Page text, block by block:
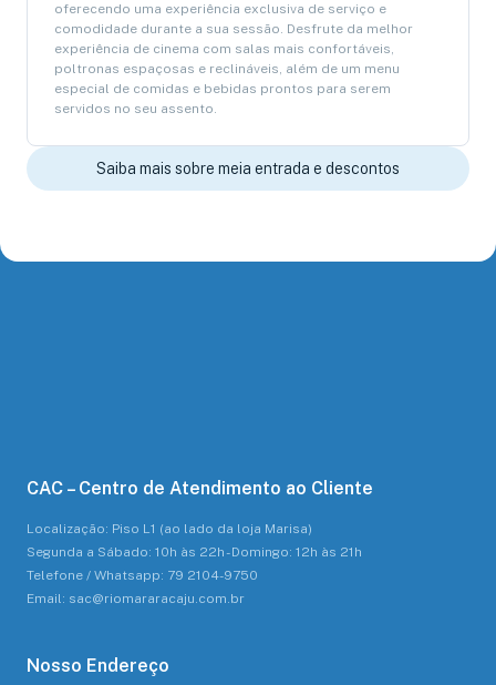
oferecendo uma experiência exclusiva de serviço e
comodidade durante a sua sessão. Desfrute da melhor
experiência de cinema com salas mais confortáveis,
poltronas espaçosas e reclináveis, além de um menu
especial de comidas e bebidas prontos para serem
servidos no seu assento.
Saiba mais sobre meia entrada e descontos
CAC – Centro de Atendimento ao Cliente
Localização: Piso L1 (ao lado da loja Marisa)
Segunda a Sábado: 10h às 22h - Domingo: 12h às 21h
Telefone / Whatsapp: 79 2104-9750
Email: sac@riomararacaju.com.br
Nosso Endereço